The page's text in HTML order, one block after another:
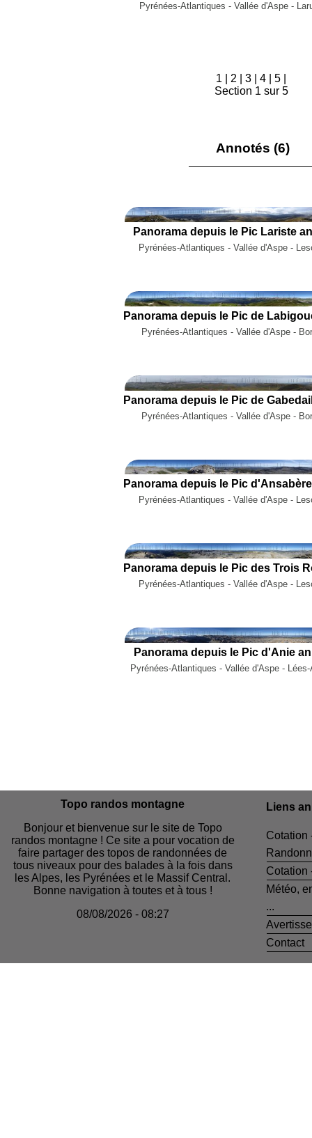
Pyrénées-Atlantiques - Vallée d'Aspe -
1 2 |3 |4 |5
Section 1 sur 5
Annotés (6)
Panorama depuis le Pic Lariste
Pyrénées-Atlantiques - Vallée d'Aspe -
Pyrénées-Atlantiques - Vallée d'Aspe -
Pyrénées-Atlantiques - Vallée d'Aspe -
Pyrénées-Atlantiques - Vallée d'Aspe -
Pyrénées-Atlantiques - Vallée d'Aspe -
Panorama depuis le Pic d'Anie
Pyrénées-Atlantiques - Vallée d'Aspe -
Topo randos montagne
Bonjour et bienvenue sur le site de Topo
randos montagne ! Ce site a pour vocation de
faire partager des topos de randonnées de
tous niveaux pour des balades à la fois dans
les Alpes, les Pyrénées et le Massif Central.
Bonne navigation à toutes et à tous !
08/08/2026 - 08:27
Liens
Cotation
Cotation
Météo,
...
Contact